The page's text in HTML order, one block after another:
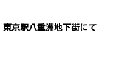
東京駅八重洲地下街にて